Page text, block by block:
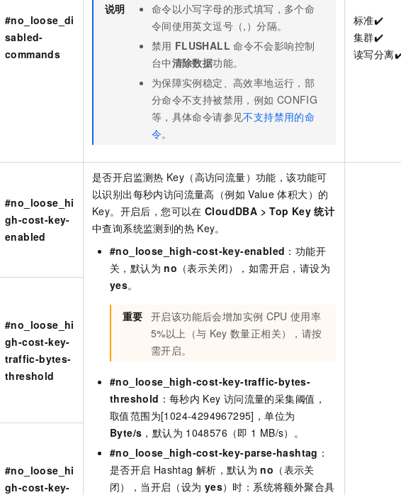
#no_loose_di
sabled-
commands
说明
命令以小写字母的形式填写，多个命
令间使用英文逗号（,）分隔。
禁用 FLUSHALL 命令不会影响控制
台中清除数据功能。
为保障实例稳定、高效率地运行，部
分命令不支持被禁用，例如 CONFIG
等，具体命令请参见不支持禁用的命
令。
标准️️✔️
集群✔️
读写分离
#no_loose_hi
gh-cost-key-
enabled
是否开启监测热 Key（高访问流量）功能，该功能可
以识别出每秒内访问流量高（例如 Value 体积大）的
Key。开启后，您可以在 CloudDBA >Top Key 统计
中查询系统监测到的热 Key。
#no_loose_high-cost-key-enabled ：功能开
关，默认为 no （表示关闭），如需开启，请设为
yes。
重要 开启该功能后会增加实例 CPU 使用率
5%以上（与 Key 数量正相关），请按
需开启。
#no_loose_high-cost-key-traffic-bytes-
threshold ：每秒内 Key 访问流量的采集阈值，
取值范围为[1024-4294967295]，单位为
Byte/s ，默认为 1048576（即 1 MB/s）。
#no_loose_high-cost-key-parse-hashtag ：
是否开启 Hashtag 解析，默认为 no （表示关
闭），当开启（设为 yes）时：系统将额外聚合具
#no_loose_hi
gh-cost-key-
traffic-bytes-
threshold
#no_loose_hi
gh-cost-key-